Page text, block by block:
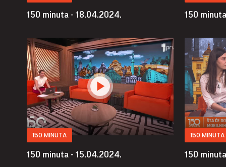
150 minuta - 18.04.2024. 150
150 MINUTA
150 minuta - 15.04.2024.
150 MINUTA
150